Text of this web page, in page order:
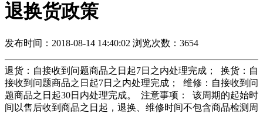
退换货政策
发布时间：2018-08-14 14:40:02 浏览次数：3654
退货：自接收到问题商品之日起7日之内处理完成；  换货：自
接收到问题商品之日起7日之内处理完成；  维修：自接收到问
题商品之日起30日内处理完成。  注意事项：  该周期的起始时
间以售后收到商品之日起，退换、维修时间不包含商品检测周